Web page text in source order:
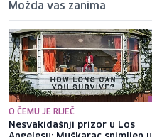
Možda vas zanima
O ČEMU JE RIJEČ
Nesvakidašnji prizor u Los